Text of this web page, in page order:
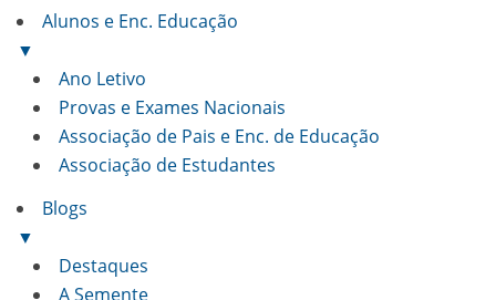
Alunos e Enc. Educação
▼
Ano Letivo
Provas e Exames Nacionais
Associação de Pais e Enc. de Educação
Associação de Estudantes
Blogs
▼
Destaques
A Semente